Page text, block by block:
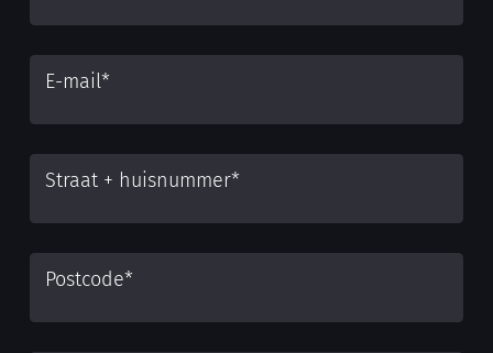
E-mail*
Straat + huisnummer*
Postcode*